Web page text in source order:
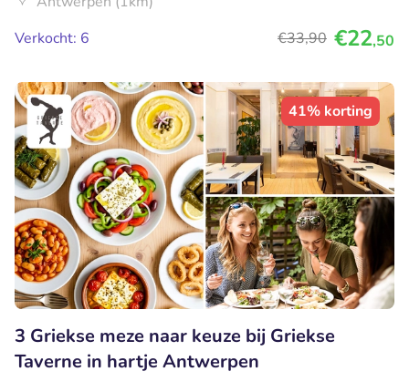
Verkocht: 6
€33,90 €22,50
41% korting
3 Griekse meze naar keuze bij Griekse
Taverne in hartje Antwerpen